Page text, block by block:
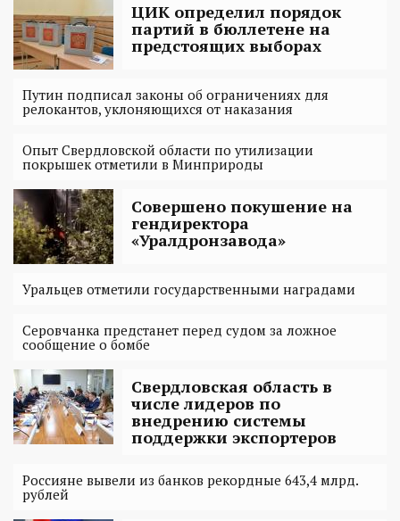
ЦИК определил порядок
партий в бюллетене на
предстоящих выборах
Путин подписал законы об ограничениях для
релокантов, уклоняющихся от наказания
Опыт Свердловской области по утилизации
покрышек отметили в Минприроды
Совершено покушение на
гендиректора
«Уралдронзавода»
Уральцев отметили государственными наградами
Серовчанка предстанет перед судом за ложное
сообщение о бомбе
Свердловская область в
числе лидеров по
внедрению системы
поддержки экспортеров
Россияне вывели из банков рекордные 643,4 млрд.
рублей